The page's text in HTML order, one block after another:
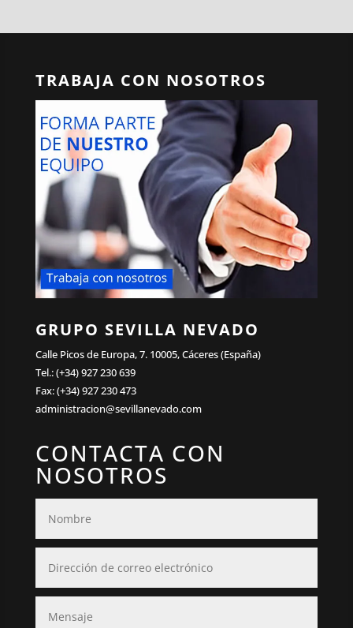
TRABAJA CON NOSOTROS
GRUPO SEVILLA NEVADO
Calle Picos de Europa, 7. 10005, Cáceres (España)
Tel.: (+34) 927 230 639
Fax: (+34) 927 230 473
administracion@sevillanevado.com
CONTACTA CON
NOSOTROS